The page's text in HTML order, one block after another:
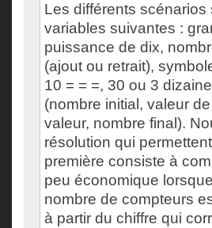
Les différents
variables suivantes :
puissance de dix,
(ajout ou retrait),
10 = = =, 30 ou 3
(nombre initial, valeur
valeur, nombre final).
résolution qui
première consiste à
peu économique
nombre de compteurs
à partir du chiffre qui